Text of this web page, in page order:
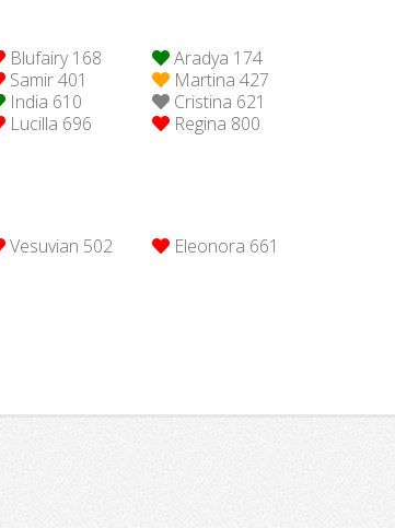
Blufairy 168
Aradya 174
Samir 401
Martina 427
India 610
Cristina 621
Lucilla 696
Regina 800
Vesuvian 502 Eleonora 661